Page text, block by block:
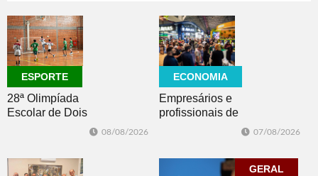
CULTURA
ESPORTE
28ª Olimpíada
Escolar de Dois
08/08/2026
ECONOMIA
Empresários e
profissionais de
07/08/2026
GERAL